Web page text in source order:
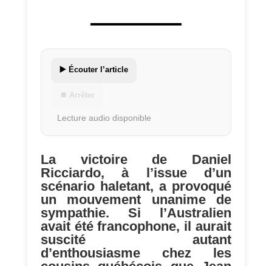
▶️ Écouter l’article
⏹ Arrêter
Lecture audio disponible
La victoire de Daniel
Ricciardo, à l’issue d’un
scénario haletant, a provoqué
un mouvement unanime de
sympathie. Si l’Australien
avait été francophone, il aurait
suscité autant
d’enthousiasme chez les